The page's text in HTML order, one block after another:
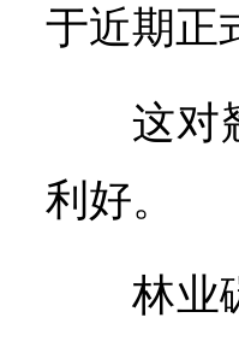
于近期正
这对
利好。
林业